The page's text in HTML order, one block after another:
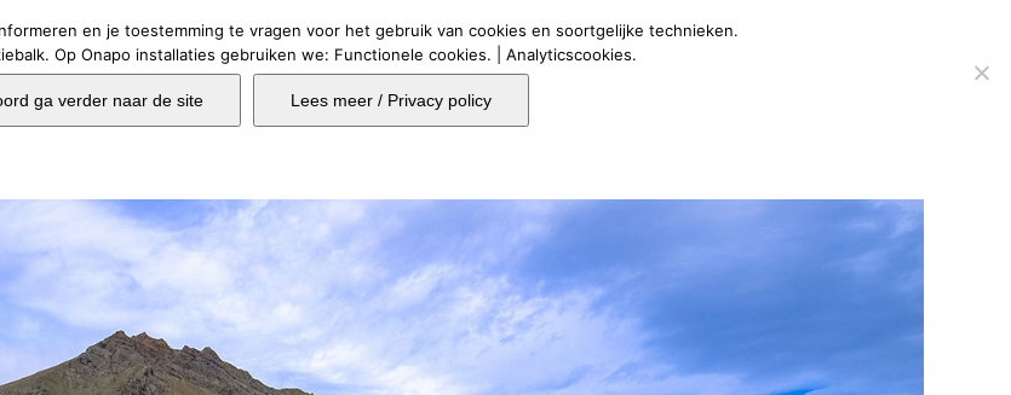
Home Bouwoplossingen Contact
en je toestemming te vragen voor het gebruik van cookies en soortgelijke technieken.
Op Onapo installaties gebruiken we: Functionele cookies. | Analyticscookies.
ga verder naar de site Lees meer / Privacy policy